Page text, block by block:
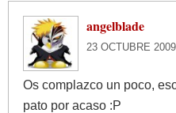
angelblade
23 OCTUBRE 2009
Os complazco un poco,
pato por acaso :P